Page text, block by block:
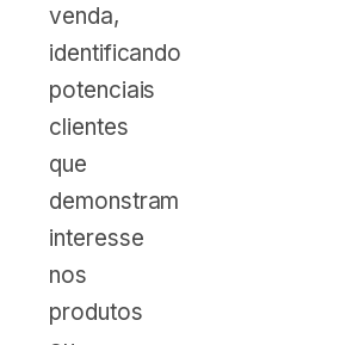
venda,
identificando
potenciais
clientes
que
demonstram
interesse
nos
produtos